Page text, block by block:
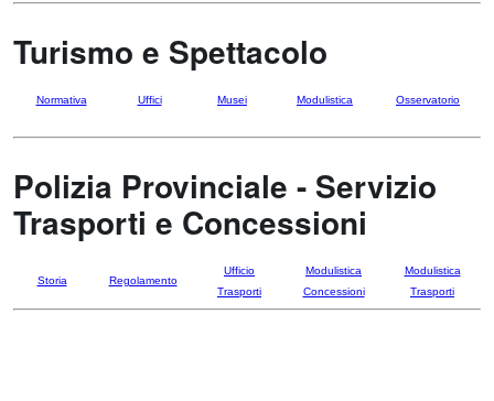
Turismo e Spettacolo
Normativa Uffici Musei Modulistica Osservatorio
Polizia Provinciale - Servizio
Trasporti e Concessioni
Storia Regolamento
Ufficio
Trasporti
Modulistica
Concessioni
Modulistica
Trasporti